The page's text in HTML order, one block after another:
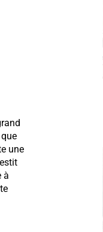
une
à